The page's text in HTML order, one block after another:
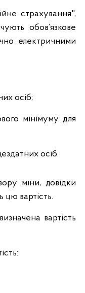
страхування",
обов’язкове
електричними
осіб;
мінімуму для
осіб.
міни, довідки
цю вартість.
вартість